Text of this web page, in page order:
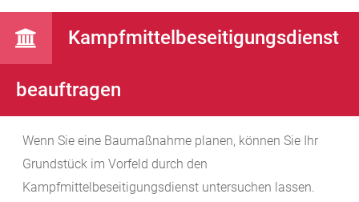
Kampfmittelbeseitigungsdienst
beauftragen
Wenn Sie eine Baumaßnahme planen, können Sie Ihr
Grundstück im Vorfeld durch den
Kampfmittelbeseitigungsdienst untersuchen lassen.